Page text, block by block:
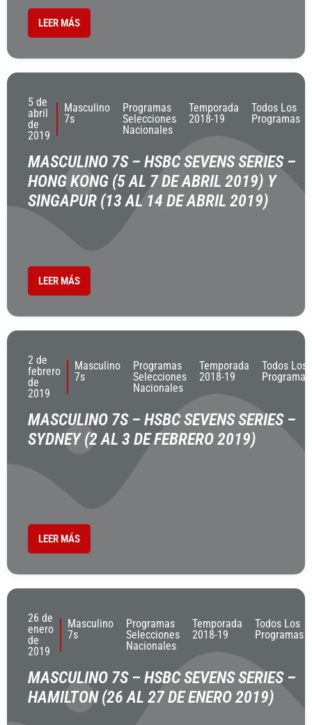
LEER MÁS
5 de
abril
de
2019
Masculino
7s
Programas
Selecciones
Nacionales
Temporada
2018-19
Todos Los
Programas
MASCULINO 7S – HSBC SEVENS SERIES –
HONG KONG (5 AL 7 DE ABRIL 2019) Y
SINGAPUR (13 AL 14 DE ABRIL 2019)
LEER MÁS
2 de
febrero
de
2019
Masculino
7s
Programas
Selecciones
Nacionales
Temporada
2018-19
Todos Los
Programas
MASCULINO 7S – HSBC SEVENS SERIES –
SYDNEY (2 AL 3 DE FEBRERO 2019)
LEER MÁS
26 de
enero
de
2019
Masculino
7s
Programas
Selecciones
Nacionales
Temporada
2018-19
Todos Los
Programas
MASCULINO 7S – HSBC SEVENS SERIES –
HAMILTON (26 AL 27 DE ENERO 2019)